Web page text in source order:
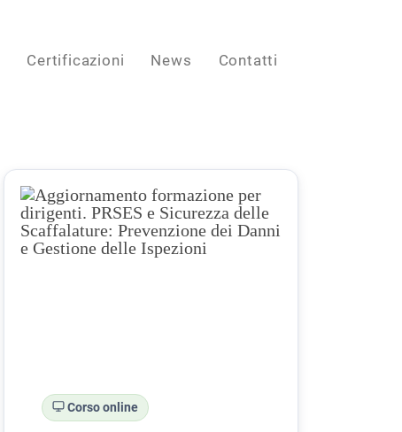
Certificazioni News Contatti
Corso online